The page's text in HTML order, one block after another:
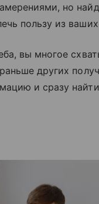
но
пользу из
вы многое
других
и сразу